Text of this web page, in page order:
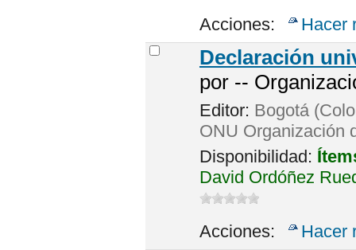
Acciones: Hacer
Declaración
por --
Editor: Bogotá
ONU Organización
Disponibilidad:
David Ordóñez
Acciones: Hacer